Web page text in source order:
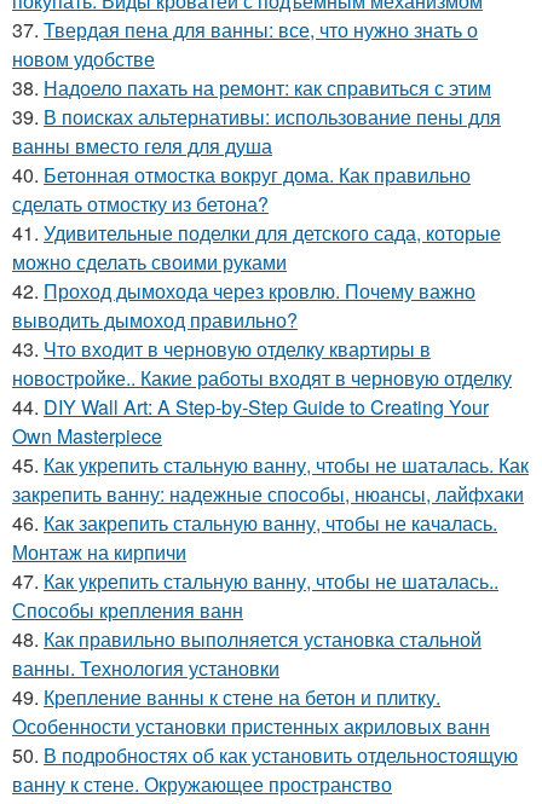
37. Твердая пена для ванны: все, что нужно знать о
новом удобстве
38. Надоело пахать на ремонт: как справиться с этим
39. В поисках альтернативы: использование пены для
ванны вместо геля для душа
40. Бетонная отмостка вокруг дома. Как правильно
сделать отмостку из бетона?
41. Удивительные поделки для детского сада, которые
можно сделать своими руками
42. Проход дымохода через кровлю. Почему важно
выводить дымоход правильно?
43. Что входит в черновую отделку квартиры в
новостройке.. Какие работы входят в черновую отделку
44. DIY Wall Art: A Step-by-Step Guide to Creating Your
Own Masterpiece
45. Как укрепить стальную ванну, чтобы не шаталась. Как
закрепить ванну: надежные способы, нюансы, лайфхаки
46. Как закрепить стальную ванну, чтобы не качалась.
Монтаж на кирпичи
47. Как укрепить стальную ванну, чтобы не шаталась..
Способы крепления ванн
48. Как правильно выполняется установка стальной
ванны. Технология установки
49. Крепление ванны к стене на бетон и плитку.
Особенности установки пристенных акриловых ванн
50. В подробностях об как установить отдельностоящую
ванну к стене. Окружающее пространство